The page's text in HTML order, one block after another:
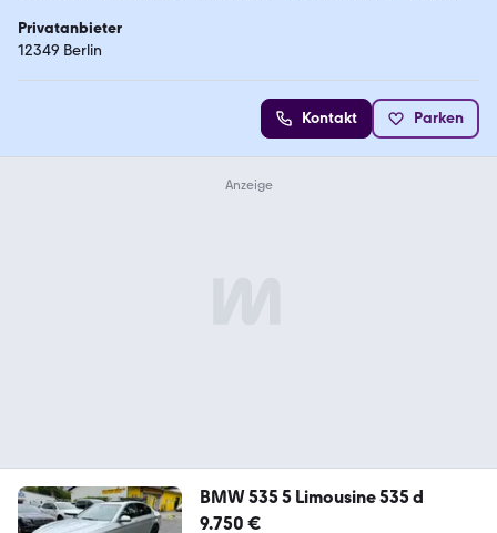
Privatanbieter
12349 Berlin
Kontakt Parken
BMW 535 5 Limousine 535 d
9.750 €